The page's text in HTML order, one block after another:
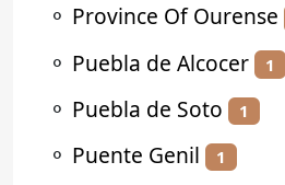
⚬ Province Of Ourense
⚬ Puebla de Alcocer 1
⚬ Puebla de Soto 1
⚬ Puente Genil 1